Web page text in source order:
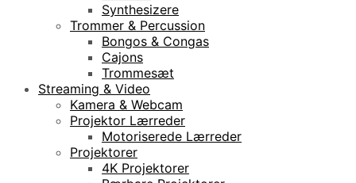
Synthesizere
Trommer & Percussion
Bongos & Congas
Cajons
Trommesæt
Streaming & Video
Kamera & Webcam
Projektor Lærreder
Motoriserede Lærreder
Projektorer
4K Projektorer